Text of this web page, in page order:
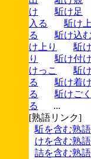
け
駈け足
入る
駈け
る
駈け込む
け上り
駈
り
駈け付け
けっこ
駈
る
駈け着
る
駈けご
る
...
[熟語リンク]
駈を含む熟語
けを含む熟語
詰を含む熟語